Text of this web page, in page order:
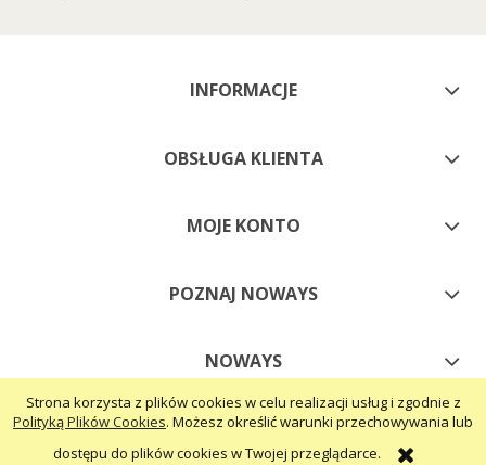
Strona korzysta z plików cookies w celu realizacji usług i zgodnie z
Polityką Plików Cookies. Możesz określić warunki przechowywania lub
dostępu do plików cookies w Twojej przeglądarce.
INFORMACJE
OBSŁUGA KLIENTA
MOJE KONTO
POZNAJ NOWAYS
NOWAYS
pokaż pełną wersję strony